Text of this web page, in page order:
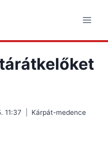
11:37 Kárpát-medence